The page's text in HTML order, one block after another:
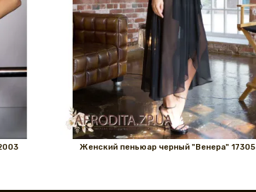
Женский пеньюар черный "Венера" 17305